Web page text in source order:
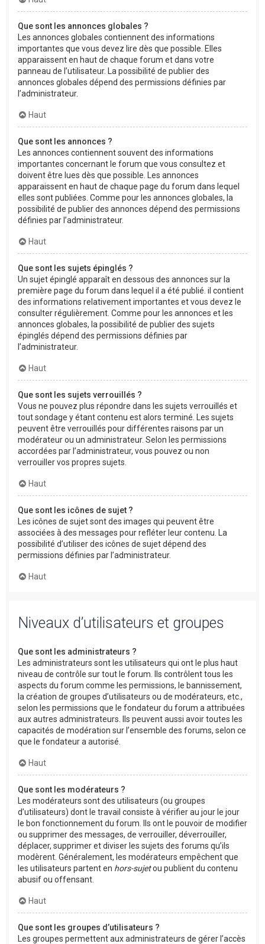
Que sont les annonces globales ?
Les annonces globales contiennent des informations
importantes que vous devez lire dès que possible. Elles
apparaissent en haut de chaque forum et dans votre
panneau de l’utilisateur. La possibilité de publier des
annonces globales dépend des permissions définies par
l’administrateur.
Haut
Que sont les annonces ?
Les annonces contiennent souvent des informations
importantes concernant le forum que vous consultez et
doivent être lues dès que possible. Les annonces
apparaissent en haut de chaque page du forum dans lequel
elles sont publiées. Comme pour les annonces globales, la
possibilité de publier des annonces dépend des permissions
définies par l’administrateur.
Haut
Que sont les sujets épinglés ?
Un sujet épinglé apparaît en dessous des annonces sur la
première page du forum dans lequel il a été publié. il contient
des informations relativement importantes et vous devez le
consulter régulièrement. Comme pour les annonces et les
annonces globales, la possibilité de publier des sujets
épinglés dépend des permissions définies par
l’administrateur.
Haut
Que sont les sujets verrouillés ?
Vous ne pouvez plus répondre dans les sujets verrouillés et
tout sondage y étant contenu est alors terminé. Les sujets
peuvent être verrouillés pour différentes raisons par un
modérateur ou un administrateur. Selon les permissions
accordées par l’administrateur, vous pouvez ou non
verrouiller vos propres sujets.
Haut
Que sont les icônes de sujet ?
Les icônes de sujet sont des images qui peuvent être
associées à des messages pour refléter leur contenu. La
possibilité d’utiliser des icônes de sujet dépend des
permissions définies par l’administrateur.
Haut
Niveaux d’utilisateurs et groupes
Que sont les administrateurs ?
Les administrateurs sont les utilisateurs qui ont le plus haut
niveau de contrôle sur tout le forum. Ils contrôlent tous les
aspects du forum comme les permissions, le bannissement,
la création de groupes d’utilisateurs ou de modérateurs, etc.,
selon les permissions que le fondateur du forum a attribuées
aux autres administrateurs. Ils peuvent aussi avoir toutes les
capacités de modération sur l’ensemble des forums, selon ce
que le fondateur a autorisé.
Haut
Que sont les modérateurs ?
Les modérateurs sont des utilisateurs (ou groupes
d’utilisateurs) dont le travail consiste à vérifier au jour le jour
le bon fonctionnement du forum. Ils ont le pouvoir de modifier
ou supprimer des messages, de verrouiller, déverrouiller,
déplacer, supprimer et diviser les sujets des forums qu’ils
modèrent. Généralement, les modérateurs empêchent que
les utilisateurs partent en hors-sujetou publient du contenu
abusif ou offensant.
Haut
Que sont les groupes d’utilisateurs ?
Les groupes permettent aux administrateurs de gérer l’accès